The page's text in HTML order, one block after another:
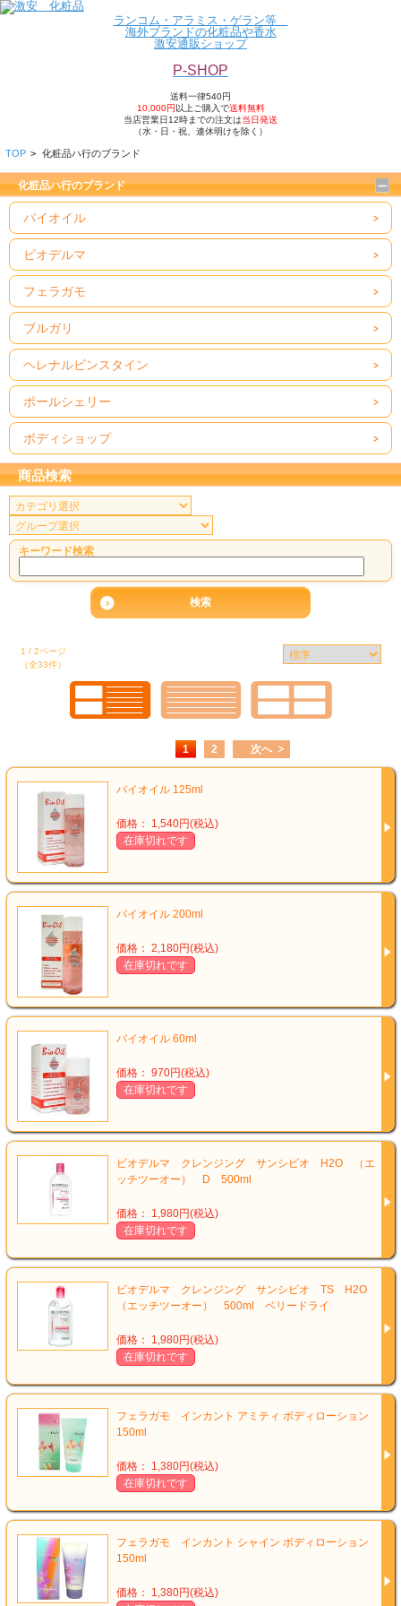
ランコム・アラミス・ゲラン等
海外ブランドの化粧品や香水
激安通販ショップ
P-SHOP
送料一律540円
10,000円 以上ご購入で送料無料
当店営業日12時までの注文は当日発送
（水・日・祝、連休明けを除く）
TOP > 化粧品ハ行のブランド
化粧品ハ行のブランド
バイオイル
ビオデルマ
フェラガモ
ブルガリ
ヘレナルビンスタイン
ポールシェリー
ボディショップ
商品検索
キーワード検索
1 / 2ページ
（全33件）
1 2 次へ
バイオイル 125ml
価格： 1,540円(税込)
在庫切れです
バイオイル 200ml
価格： 2,180円(税込)
在庫切れです
バイオイル 60ml
価格： 970円(税込)
在庫切れです
ビオデルマ クレンジング サンシビオ H2O （エ
ッチツーオー） D 500ml
価格： 1,980円(税込)
在庫切れです
ビオデルマ クレンジング サンシビオ TS H2O
（エッチツーオー） 500ml ベリードライ
価格： 1,980円(税込)
在庫切れです
フェラガモ インカント アミティ ボディローション
150ml
価格： 1,380円(税込)
在庫切れです
フェラガモ インカント シャイン ボディローション
150ml
価格： 1,380円(税込)